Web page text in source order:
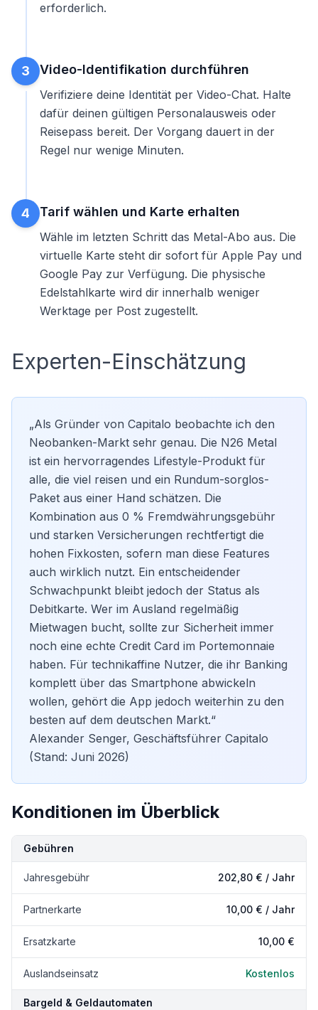
erforderlich.
3 Video-Identifikation durchführen
Verifiziere deine Identität per Video-Chat. Halte
dafür deinen gültigen Personalausweis oder
Reisepass bereit. Der Vorgang dauert in der
Regel nur wenige Minuten.
4 Tarif wählen und Karte erhalten
Wähle im letzten Schritt das Metal-Abo aus. Die
virtuelle Karte steht dir sofort für Apple Pay und
Google Pay zur Verfügung. Die physische
Edelstahlkarte wird dir innerhalb weniger
Werktage per Post zugestellt.
Experten-Einschätzung
„Als Gründer von Capitalo beobachte ich den
Neobanken-Markt sehr genau. Die N26 Metal
ist ein hervorragendes Lifestyle-Produkt für
alle, die viel reisen und ein Rundum-sorglos-
Paket aus einer Hand schätzen. Die
Kombination aus 0 % Fremdwährungsgebühr
und starken Versicherungen rechtfertigt die
hohen Fixkosten, sofern man diese Features
auch wirklich nutzt. Ein entscheidender
Schwachpunkt bleibt jedoch der Status als
Debitkarte. Wer im Ausland regelmäßig
Mietwagen bucht, sollte zur Sicherheit immer
noch eine echte Credit Card im Portemonnaie
haben. Für technikaffine Nutzer, die ihr Banking
komplett über das Smartphone abwickeln
wollen, gehört die App jedoch weiterhin zu den
besten auf dem deutschen Markt.“
Alexander Senger, Geschäftsführer Capitalo
(Stand: Juni 2026)
Konditionen im Überblick
Kondition Details
Gebühren
Jahresgebühr 202,80 € / Jahr
Partnerkarte 10,00 € / Jahr
Ersatzkarte 10,00 €
Auslandseinsatz Kostenlos
Bargeld & Geldautomaten